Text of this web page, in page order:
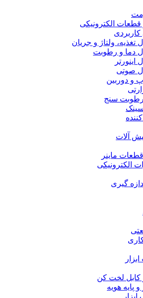
قطعات الکترونیکی
تغذیه، ولتاژ و جریان
دما و رطوبت
اینورتر
صوتی
و دوربین
سنج
آلات
ماینر
الکترونیکی
گیری
کابل لخت کن
پایه هویه